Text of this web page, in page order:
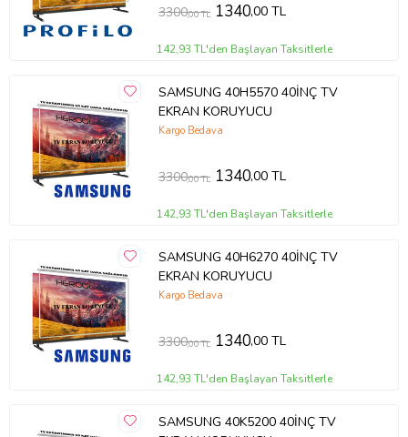
3300,00 TL 1340,00 TL
142,93 TL'den Başlayan Taksitlerle
SAMSUNG 40H5570 40İNÇ TV
EKRAN KORUYUCU
Kargo Bedava
3300,00 TL 1340,00 TL
142,93 TL'den Başlayan Taksitlerle
SAMSUNG 40H6270 40İNÇ TV
EKRAN KORUYUCU
Kargo Bedava
3300,00 TL 1340,00 TL
142,93 TL'den Başlayan Taksitlerle
SAMSUNG 40K5200 40İNÇ TV